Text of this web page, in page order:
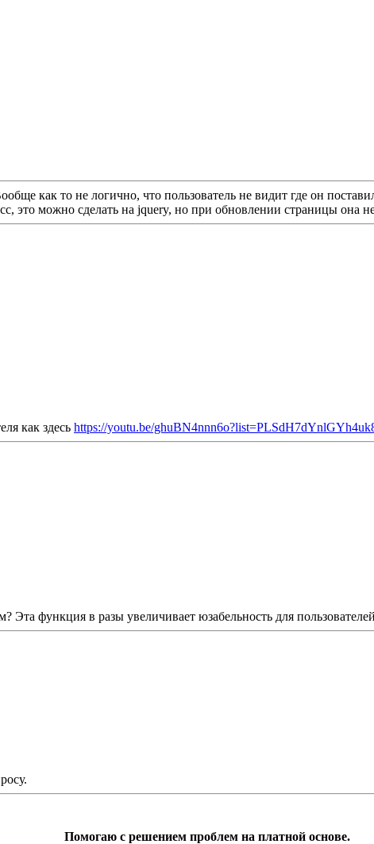
как то не логично, что пользователь не видит где он
это можно сделать на jquery, но при обновлении страницы она
как здесь https://youtu.be/
функция в разы увеличивает юзабельность для пользователей
Помогаю с решением проблем на платной основе.